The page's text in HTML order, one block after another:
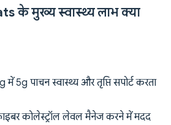
के मुख्य स्वास्थ्य लाभ क्या
में 5g पाचन स्वास्थ्य और तृप्ति सपोर्ट करता
कोलेस्ट्रॉल लेवल मैनेज करने में मदद